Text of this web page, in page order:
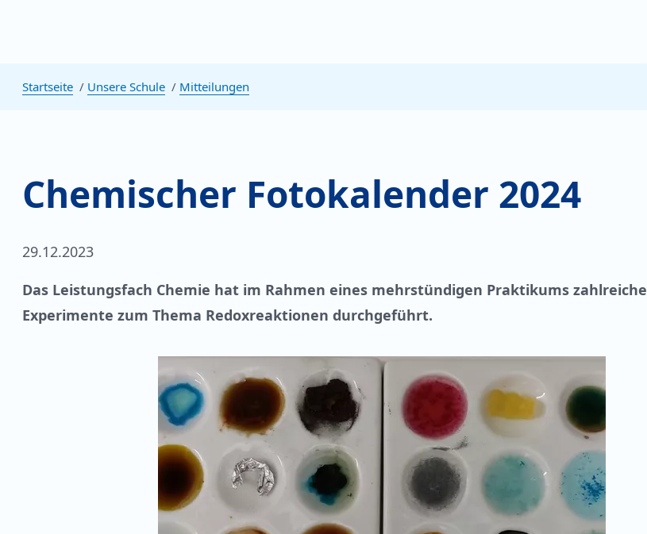
Startseite Unsere Schule Mitteilungen
Chemischer Fotokalender 2024
29.12.2023
Das Leistungsfach Chemie hat im Rahmen eines mehrstündigen Praktikums zahlreiche
Experimente zum Thema Redoxreaktionen durchgeführt.